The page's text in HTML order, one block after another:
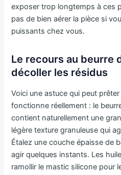
exposer trop longtemps à ces
pas de bien aérer la pièce si
puissants chez vous.
Le recours au beurre
décoller les résidus
Voici une astuce qui peut
fonctionne réellement : le
contient naturellement une
légère texture granuleuse qui
Étalez une couche épaisse de
agir quelques instants. Les
ramollir le mastic silicone pour